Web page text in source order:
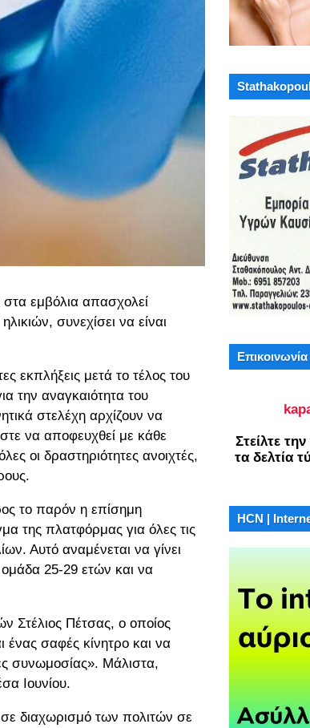
εμβόλια απασχολεί
συνεχίσει να είναι
εκπλήξεις μετά το τέλος του
την αναγκαιότητα του
στελέχη αρχίζουν να
να αποφευχθεί με κάθε
οι δραστηριότητες ανοιχτές,
το παρόν η επίσημη
της πλατφόρμας για όλες τις
Αυτό αναμένεται να γίνει
25-29 ετών και να
Στέλιος Πέτσας, ο οποίος
ένας σαφές κίνητρο και να
συνωμοσίας». Μάλιστα,
Ιουνίου.
διαχωρισμό των πολιτών σε
Επικοινωνία
Στείλτε
τα δελτία
HCN |